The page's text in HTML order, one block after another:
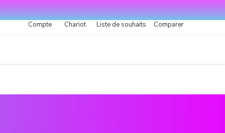
Compte Chariot Liste de souhaits Comparer